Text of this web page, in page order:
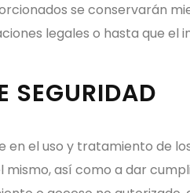
se conservarán
legales o hasta que el
SEGURIDAD
el uso y tratamiento de
mismo, así como a dar